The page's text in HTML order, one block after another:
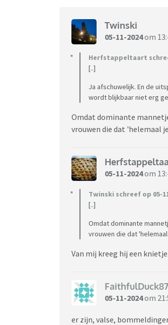
Twinski
05-11-2024om
Herfstappeltaart
[..]
Ja afschuwelijk. En de
wordt blijkbaar niet erg
Omdat dominante
vrouwen die dat 'helemaal
05-11-2024om
Twinski schreef op 05-
[..]
Omdat dominante
vrouwen die dat
Van mij kreeg hij een knietje.
FaithfulDuck87
05-11-2024om
er zijn, valse,